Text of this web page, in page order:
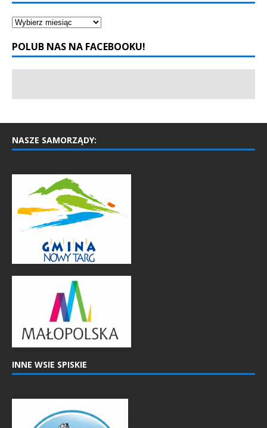
POLUB NAS NA FACEBOOKU!
NASZE SAMORZĄDY:
INNE WSIE SPISKIE